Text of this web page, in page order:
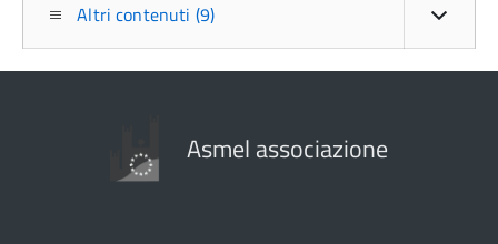
Altri contenuti (9)
Asmel associazione